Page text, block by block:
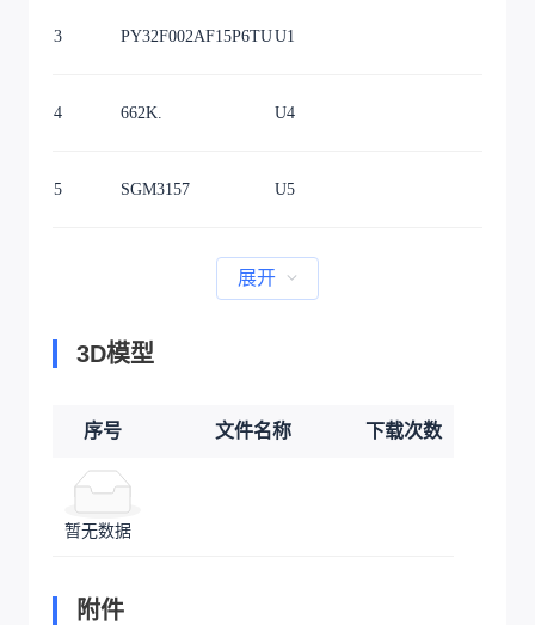
3 PY32F002AF15P6TUU1
4 662K. U4
5 SGM3157 U5
展开
3D模型
序号 文件名称 下载次数
暂无数据
附件